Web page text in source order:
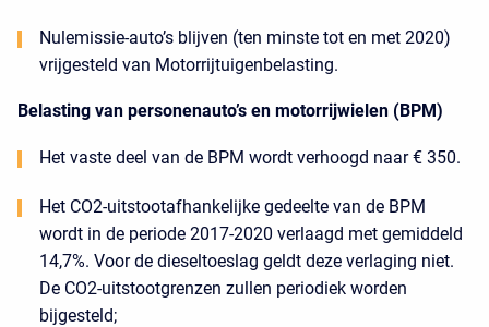
Nulemissie-auto’s blijven (ten minste tot en met 2020)
vrijgesteld van Motorrijtuigenbelasting.
Belasting van personenauto’s en motorrijwielen (BPM)
Het vaste deel van de BPM wordt verhoogd naar € 350.
Het CO2-uitstootafhankelijke gedeelte van de BPM
wordt in de periode 2017-2020 verlaagd met gemiddeld
14,7%. Voor de dieseltoeslag geldt deze verlaging niet.
De CO2-uitstootgrenzen zullen periodiek worden
bijgesteld;